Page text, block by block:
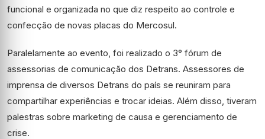
funcional e organizada no que diz respeito ao controle e
confecção de novas placas do Mercosul.
Paralelamente ao evento, foi realizado o 3° fórum de
assessorias de comunicação dos Detrans. Assessores de
imprensa de diversos Detrans do país se reuniram para
compartilhar experiências e trocar ideias. Além disso, tiveram
palestras sobre marketing de causa e gerenciamento de
crise.